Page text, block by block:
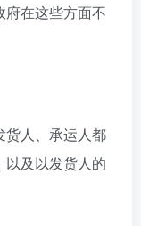
在这些方面不
货人、承运人都
及以发货人的